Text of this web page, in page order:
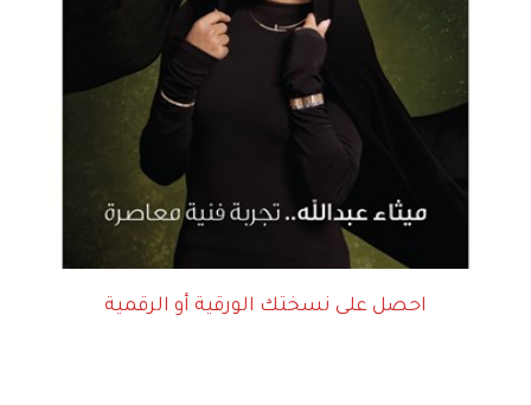
احصل على نسختك الورقية أو الرقمية